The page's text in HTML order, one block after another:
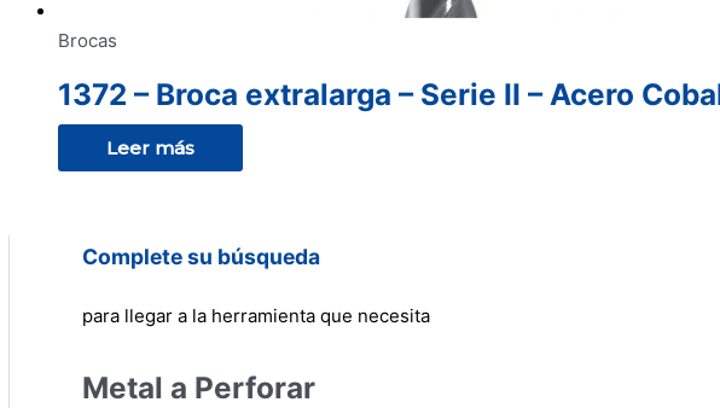
Brocas
1372 – Broca extralarga – Serie II – Acero
Leer más
Complete su búsqueda
para llegar a la herramienta que necesita
Metal a Perforar